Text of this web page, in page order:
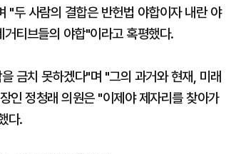
"두 사람의 결합은 반헌법 야합이자 내란 야
티브들의 야합"이라고 혹평했다.
금치 못하겠다"며 "그의 과거와 현재, 미래
인 정청래 의원은 "이제야 제자리를 찾아가
다.